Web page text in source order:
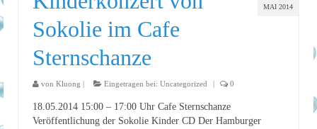
MAI 2014
Sokolie im Cafe
Sternschanze
von Kluong | Eingetragen bei: Uncategorized | 0
18.05.2014 15:00 – 17:00 Uhr Cafe Sternschanze
Veröffentlichung der Sokolie Kinder CD Der Hamburger